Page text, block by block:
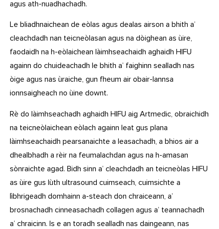
agus ath-nuadhachadh.
Le bliadhnaichean de eòlas agus dealas airson a bhith a’
cleachdadh nan teicneòlasan agus na dòighean as ùire,
faodaidh na h-eòlaichean làimhseachaidh aghaidh HIFU
againn do chuideachadh le bhith a’ faighinn sealladh nas
òige agus nas ùraiche, gun fheum air obair-lannsa
ionnsaigheach no ùine downt.
Rè do làimhseachadh aghaidh HIFU aig Artmedic, obraichidh
na teicneòlaichean eòlach againn leat gus plana
làimhseachaidh pearsanaichte a leasachadh, a bhios air a
dhealbhadh a rèir na feumalachdan agus na h-amasan
sònraichte agad. Bidh sinn a’ cleachdadh an teicneòlas HIFU
as ùire gus lùth ultrasound cuimseach, cuimsichte a
lìbhrigeadh domhainn a-steach don chraiceann, a’
brosnachadh cinneasachadh collagen agus a’ teannachadh
a’ chraicinn. Is e an toradh sealladh nas daingeann, nas